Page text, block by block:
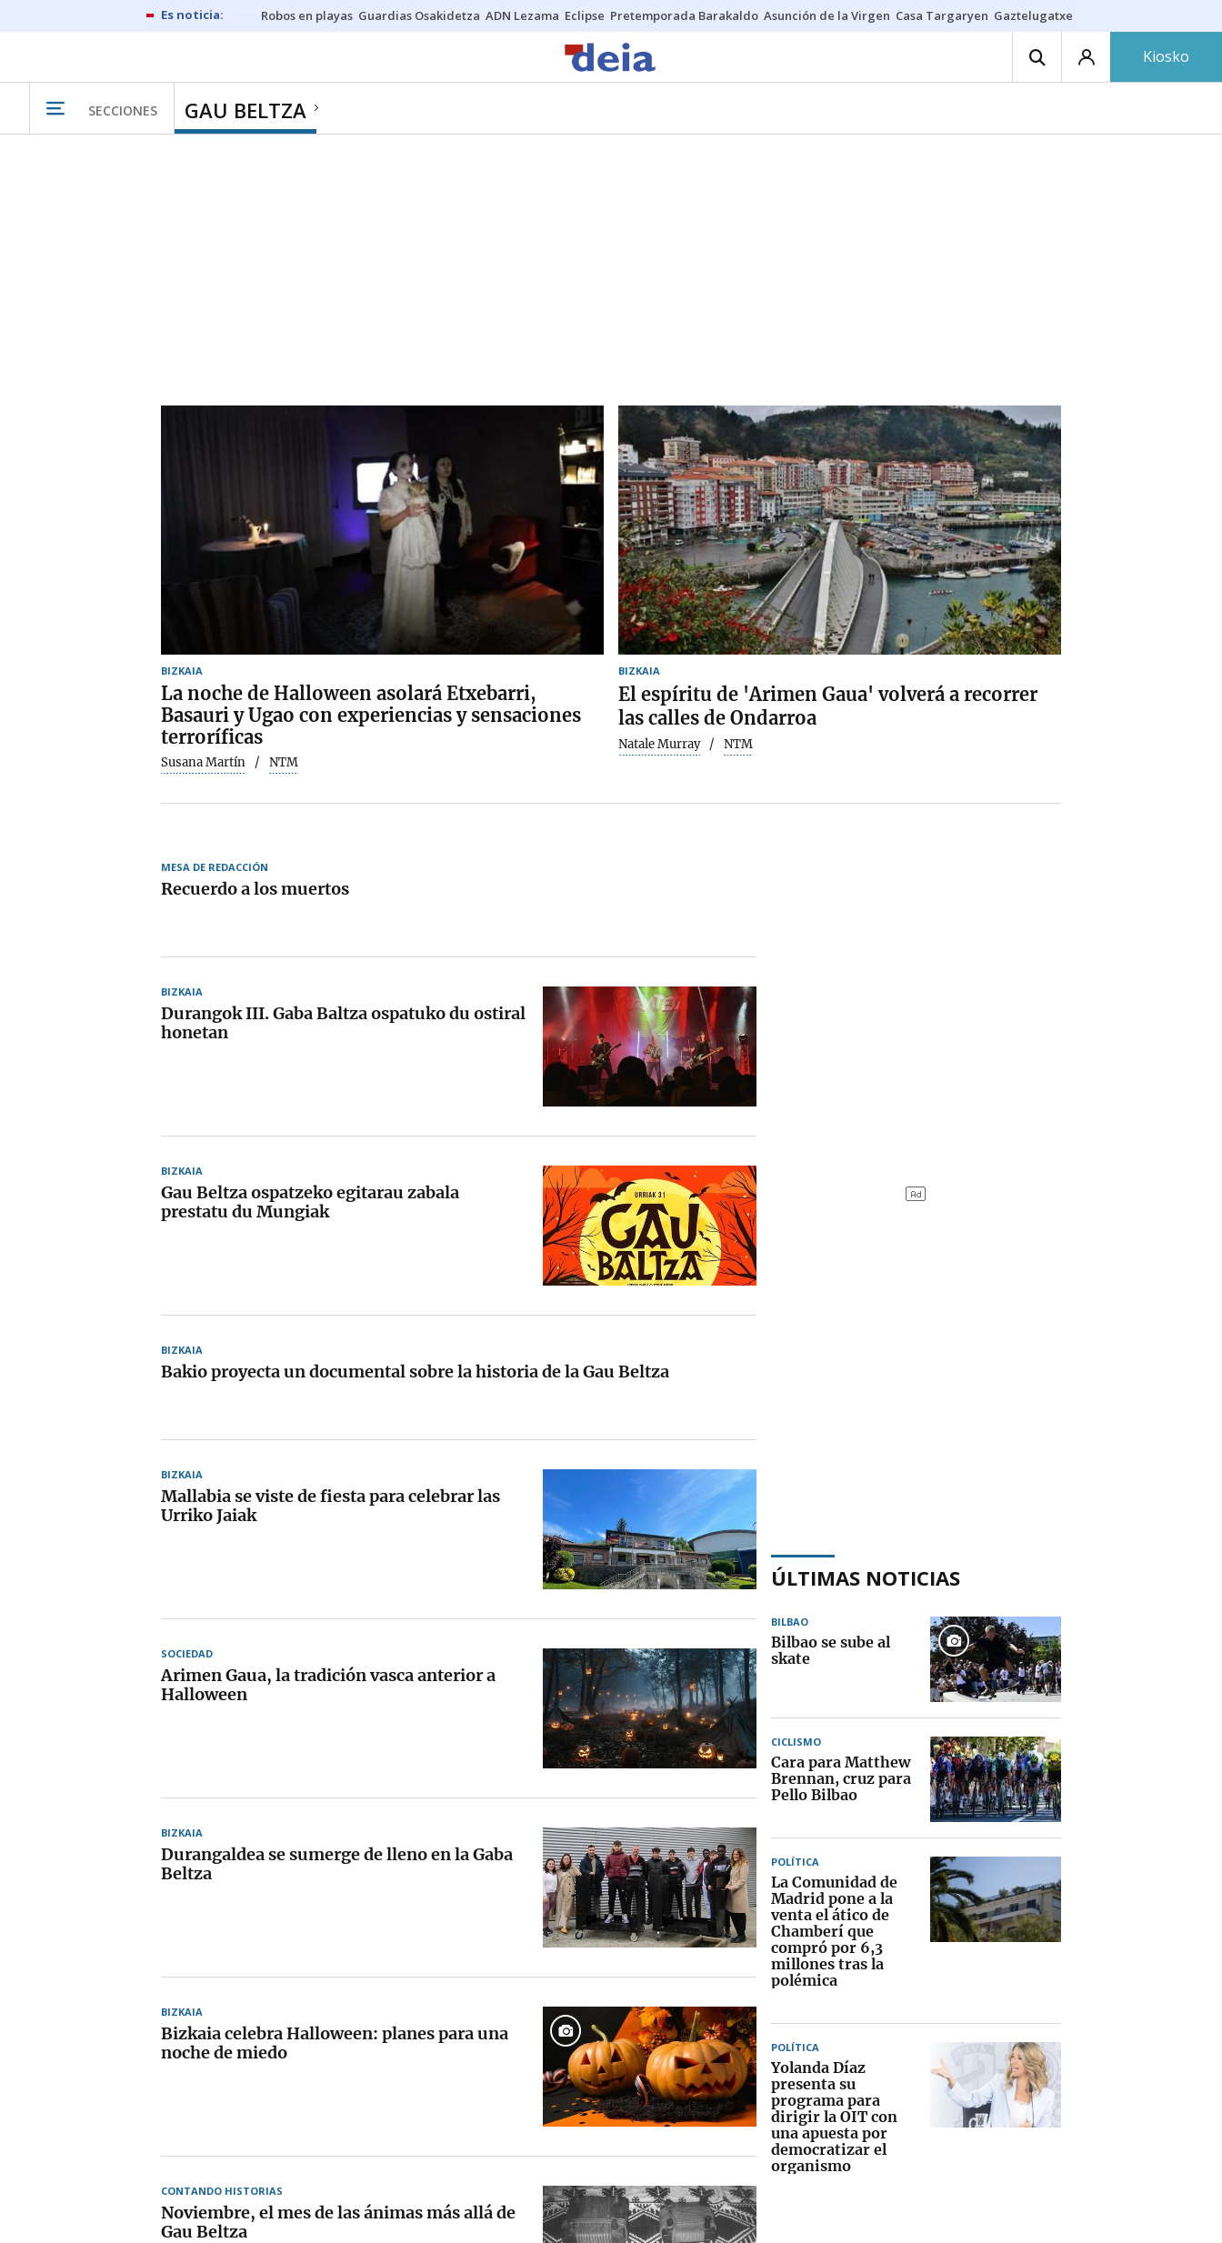
Robos en playas Guardias Osakidetza ADN Lezama Eclipse Pretemporada Barakaldo Asunción de la Virgen Casa Targaryen Gaztelugatxe
Kiosko
SECCIONES GAU BELTZA
BIZKAIA
La noche de Halloween asolará Etxebarri,
Basauri y Ugao con experiencias y sensaciones
terroríficas
Susana Martín NTM
BIZKAIA
El espíritu de 'Arimen Gaua' volverá a recorrer
las calles de Ondarroa
Natale Murray NTM
MESA DE REDACCIÓN
Recuerdo a los muertos
BIZKAIA
Durangok III. Gaba Baltza ospatuko du ostiral
honetan
BIZKAIA
Gau Beltza ospatzeko egitarau zabala
prestatu du Mungiak
BIZKAIA
Bakio proyecta un documental sobre la historia de la Gau Beltza
BIZKAIA
Mallabia se viste de fiesta para celebrar las
Urriko Jaiak
SOCIEDAD
Arimen Gaua, la tradición vasca anterior a
Halloween
BIZKAIA
Durangaldea se sumerge de lleno en la Gaba
Beltza
BIZKAIA
Bizkaia celebra Halloween: planes para una
noche de miedo
CONTANDO HISTORIAS
Noviembre, el mes de las ánimas más allá de
Gau Beltza
ÚLTIMAS NOTICIAS
BILBAO
Bilbao se sube al
skate
CICLISMO
Cara para Matthew
Brennan, cruz para
Pello Bilbao
POLÍTICA
La Comunidad de
Madrid pone a la
venta el ático de
Chamberí que
compró por 6,3
millones tras la
polémica
POLÍTICA
Yolanda Díaz
presenta su
programa para
dirigir la OIT con
una apuesta por
democratizar el
organismo